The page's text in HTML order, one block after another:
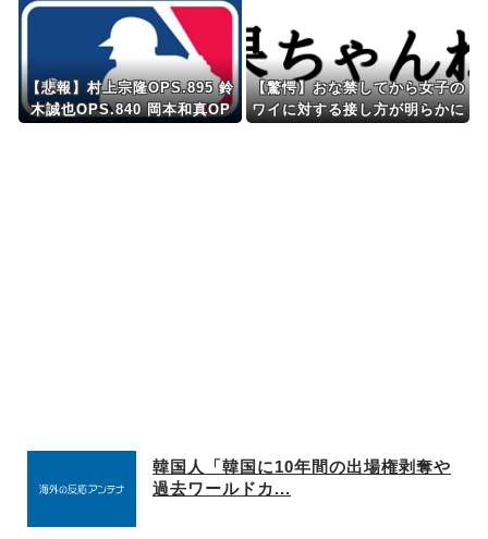
【悲報】村上宗隆OPS.895 鈴
木誠也OPS.840 岡本和真OP
【驚愕】おな禁してから女子の
ワイに対する接し方が明らかに
韓国人「韓国に10年間の出場権剥奪や
過去ワールドカ...